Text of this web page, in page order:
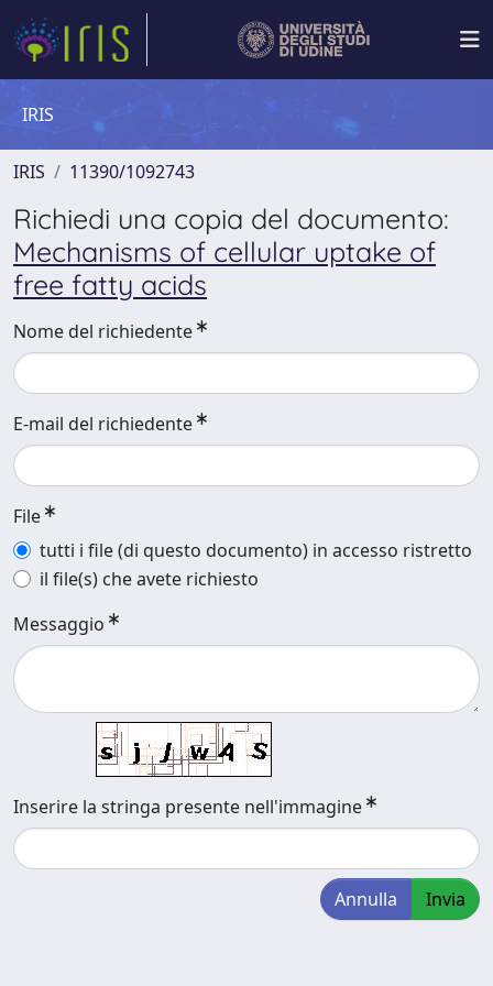
IRIS
IRIS 11390/1092743
Richiedi una copia del documento:
Mechanisms of cellular uptake of
free fatty acids
Nome del richiedente
E-mail del richiedente
File
tutti i file (di questo documento) in accesso ristretto
il file(s) che avete richiesto
Messaggio
Inserire la stringa presente nell'immagine
Annulla Invia